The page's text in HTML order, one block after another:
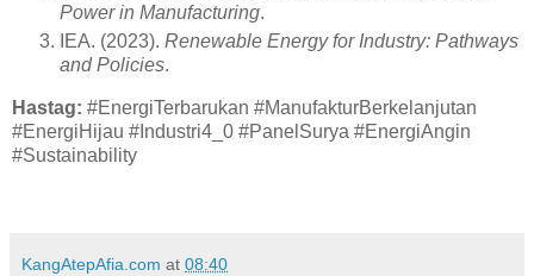
Power in Manufacturing.
IEA. (2023). Renewable Energy for Industry: Pathways
and Policies.
Hastag: #EnergiTerbarukan #ManufakturBerkelanjutan
#EnergiHijau #Industri4_0 #PanelSurya #EnergiAngin
#Sustainability
KangAtepAfia.com at 08:40